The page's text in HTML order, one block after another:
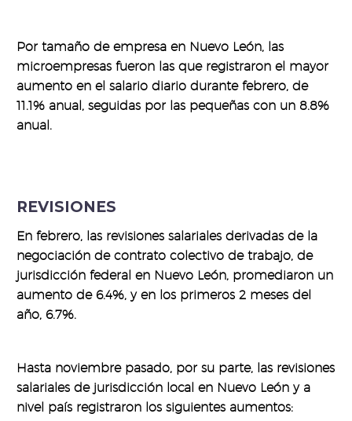
Por tamaño de empresa en Nuevo León, las
microempresas fueron las que registraron el mayor
aumento en el salario diario durante febrero, de
11.1% anual, seguidas por las pequeñas con un 8.8%
anual.
REVISIONES
En febrero, las revisiones salariales derivadas de la
negociación de contrato colectivo de trabajo, de
jurisdicción federal en Nuevo León, promediaron un
aumento de 6.4%, y en los primeros 2 meses del
año, 6.7%.
Hasta noviembre pasado, por su parte, las revisiones
salariales de jurisdicción local en Nuevo León y a
nivel país registraron los siguientes aumentos: